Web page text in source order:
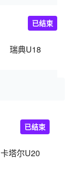
瑞典U18
已结束
卡塔尔U20
已结束